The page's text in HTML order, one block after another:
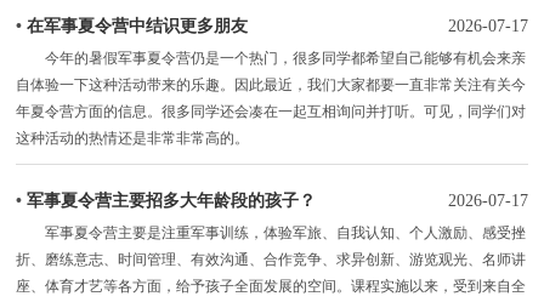
•在军事夏令营中结识更多朋友 2026-07-17
今年的暑假军事夏令营仍是一个热门，很多同学都希望自己能够有机会来亲
自体验一下这种活动带来的乐趣。因此最近，我们大家都要一直非常关注有关今
年夏令营方面的信息。很多同学还会凑在一起互相询问并打听。可见，同学们对
这种活动的热情还是非常非常高的。
•军事夏令营主要招多大年龄段的孩子？ 2026-07-17
军事夏令营主要是注重军事训练，体验军旅、自我认知、个人激励、感受挫
折、磨练意志、时间管理、有效沟通、合作竞争、求异创新、游览观光、名师讲
座、体育才艺等各方面，给予孩子全面发展的空间。课程实施以来，受到来自全